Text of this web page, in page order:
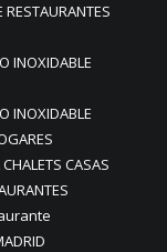
INOXIDABLE
INOXIDABLE
CASAS